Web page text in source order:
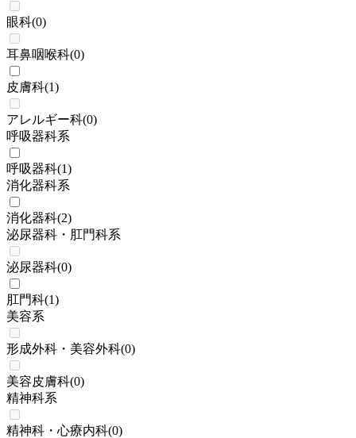
眼科(0)
耳鼻咽喉科(0)
皮膚科(1)
アレルギー科(0)
呼吸器科系
呼吸器科(1)
消化器科系
消化器科(2)
泌尿器科・肛門科系
泌尿器科(0)
肛門科(1)
美容系
形成外科・美容外科(0)
美容皮膚科(0)
精神科系
精神科・心療内科(0)